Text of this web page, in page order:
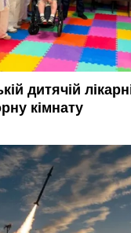
дитячій
кімнату